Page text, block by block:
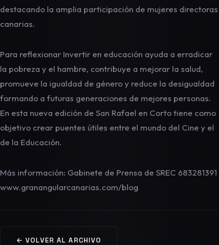
destacando la amplia participación de mujeres directoras
canarias.
Para reflexionar Invertir en educación ayuda a erradicar
la pobreza y el hambre, contribuye a mejorar la salud,
promueve la igualdad de género y reduce la desigualdad
formando a futuras generaciones de mejores personas.
En esta nueva edición de San Rafael en Corto tiene como
objetivo crear puentes útiles entre el mundo del Cine y el
de la Educación.
Más información: Gabinete de Prensa de SREC 683281391
www.granangularcanarias.com/blog
← VOLVER AL ARCHIVO